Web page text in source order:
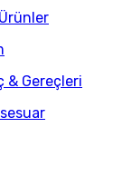
& Gereçleri